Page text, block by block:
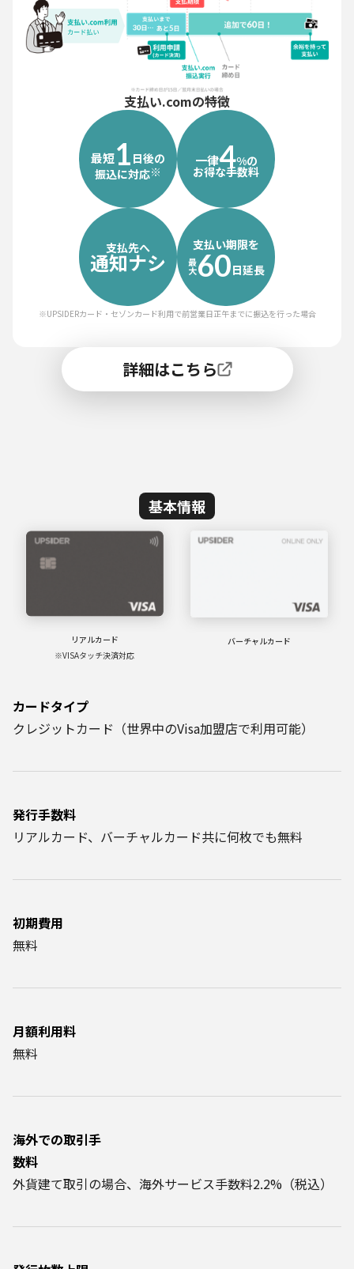
支払い.comの特徴
最短1 日後の
振込に対応※
一律4%の
お得な手数料
支払先へ
通知ナシ
支払い期限を
最
大60日延長
※UPSIDERカード・セゾンカード利用で前営業日正午までに振込を行った場合
詳細はこちら
基本情報
リアルカード
※VISAタッチ決済対応
バーチャルカード
カードタイプ
クレジットカード（世界中のVisa加盟店で利用可能）
発行手数料
リアルカード、バーチャルカード共に何枚でも無料
初期費用
無料
月額利用料
無料
海外での取引手
数料
外貨建て取引の場合、海外サービス手数料2.2%（税込）